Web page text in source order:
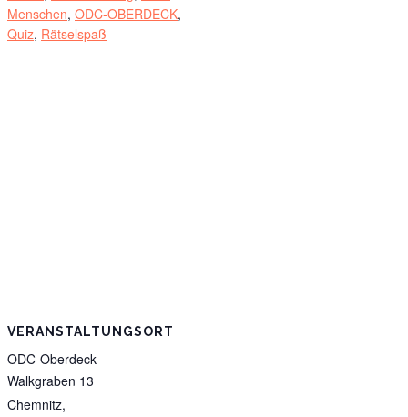
Menschen, ODC-OBERDECK,
Quiz, Rätselspaß
VERANSTALTUNGSORT
ODC-Oberdeck
Walkgraben 13
Chemnitz,